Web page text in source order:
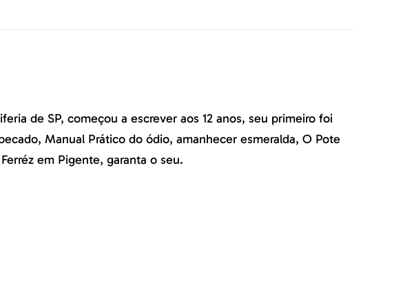
de SP, começou a escrever aos 12 anos, seu primeiro foi
Manual Prático do ódio, amanhecer esmeralda, O Pote
em Pigente, garanta o seu.